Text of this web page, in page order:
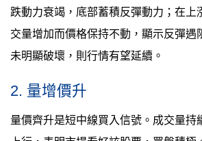
跌動力衰竭，底部蓄積反彈動力；在上
交量增加而價格保持不動，顯示反彈遇
未明顯破壞，則行情有望延續。
2. 量增價升
量價齊升是短中線買入信號。成交量持